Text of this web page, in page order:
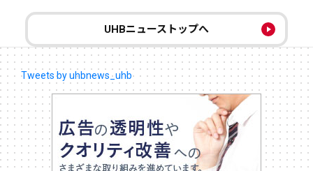
UHBニューストップへ
Tweets by uhbnews_uhb